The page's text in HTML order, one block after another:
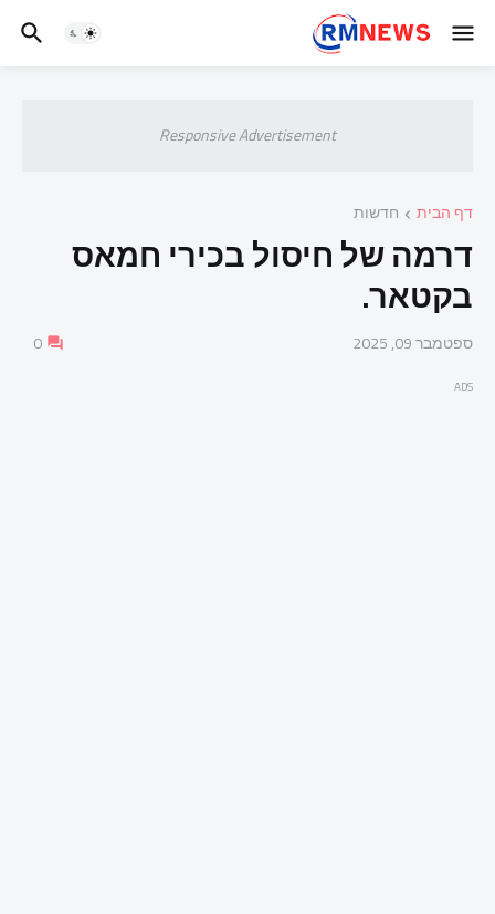
Responsive Advertisement
דף הבית חדשות
דרמה של חיסול בכירי חמאס
בקטאר.
ספטמבר 09, 2025 0
ADS